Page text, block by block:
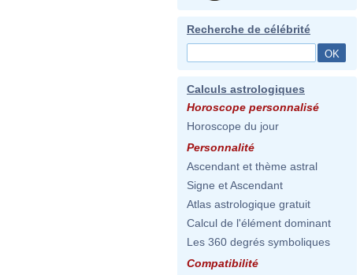
Recherche de célébrité
Calculs astrologiques
Horoscope personnalisé
Horoscope du jour
Personnalité
Ascendant et thème astral
Signe et Ascendant
Atlas astrologique gratuit
Calcul de l'élément dominant
Les 360 degrés symboliques
Compatibilité